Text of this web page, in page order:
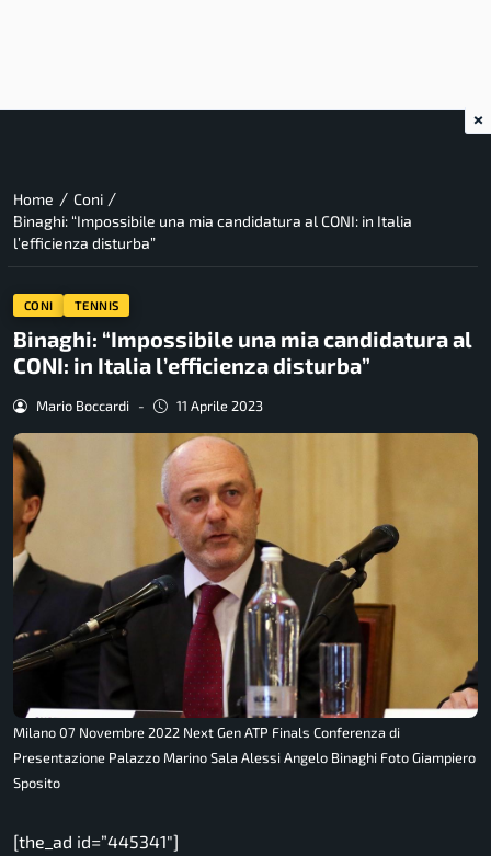
Home / Coni /
Binaghi: “Impossibile una mia candidatura al CONI: in Italia
l’efficienza disturba”
CONI TENNIS
Binaghi: “Impossibile una mia candidatura al
CONI: in Italia l’efficienza disturba”
Mario Boccardi - 11 Aprile 2023
Milano 07 Novembre 2022 Next Gen ATP Finals Conferenza di
Presentazione Palazzo Marino Sala Alessi Angelo Binaghi Foto Giampiero
Sposito
[the_ad id=”445341″]
×